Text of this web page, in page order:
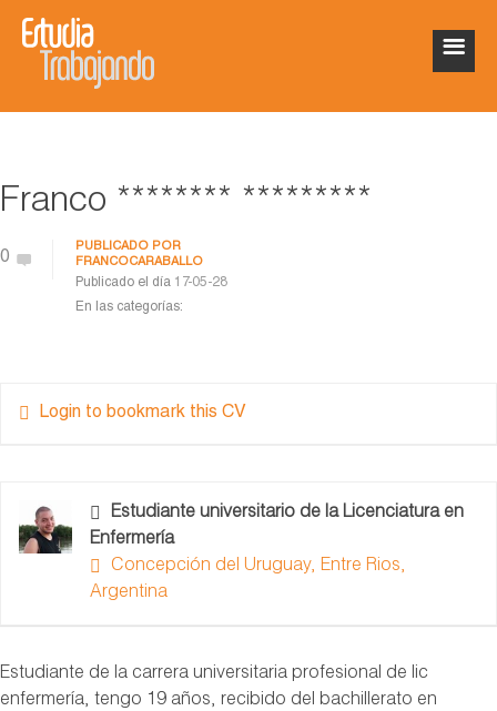
Franco ******** *********
0
PUBLICADO POR
FRANCOCARABALLO
Publicado el día 17-05-28
En las categorías:
Login to bookmark this CV
Estudiante universitario de la Licenciatura en
Enfermería
Concepción del Uruguay, Entre Rios,
Argentina
Estudiante de la carrera universitaria profesional de lic
enfermería, tengo 19 años, recibido del bachillerato en